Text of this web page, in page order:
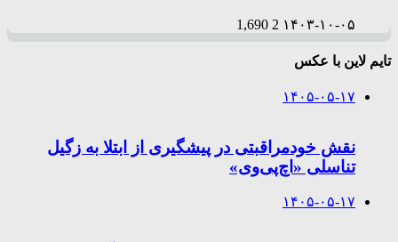
۱۴۰۳-۱۰-۰۵ 2
1,690
تایم لاین با عکس
۱۴۰۵-۰۵-۱۷
نقش خودمراقبتی در پیشگیری از ابتلا به زگیل
تناسلی «اچ‌پی‌وی»
۱۴۰۵-۰۵-۱۷